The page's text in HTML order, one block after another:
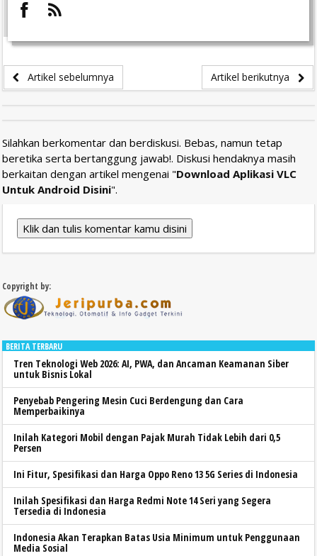
Artikel sebelumnya Artikel berikutnya
Silahkan berkomentar dan berdiskusi. Bebas, namun tetap
beretika serta bertanggung jawab!. Diskusi hendaknya masih
berkaitan dengan artikel mengenai "Download Aplikasi VLC
Untuk Android Disini".
Klik dan tulis komentar kamu disini
Copyright by:
BERITA TERBARU
Tren Teknologi Web 2026: AI, PWA, dan Ancaman Keamanan Siber
untuk Bisnis Lokal
Penyebab Pengering Mesin Cuci Berdengung dan Cara
Memperbaikinya
Inilah Kategori Mobil dengan Pajak Murah Tidak Lebih dari 0,5
Persen
Ini Fitur, Spesifikasi dan Harga Oppo Reno 13 5G Series di Indonesia
Inilah Spesifikasi dan Harga Redmi Note 14 Seri yang Segera
Tersedia di Indonesia
Indonesia Akan Terapkan Batas Usia Minimum untuk Penggunaan
Media Sosial